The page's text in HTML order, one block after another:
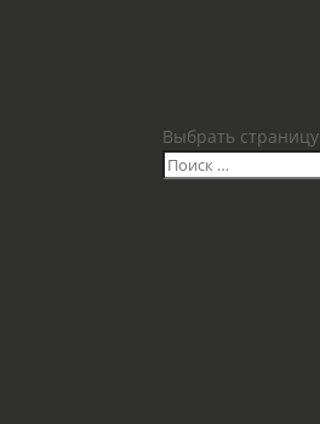
Выбрать страницу